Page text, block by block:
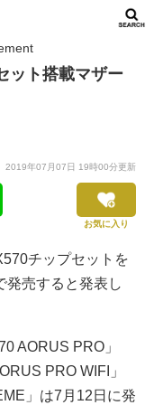
ット搭載マザー
2019年07月07日 19時00分更新
お気に入り
チップセットを
発売すると発表し
AORUS PRO」
PRO WIFI」
」は7月12日に発